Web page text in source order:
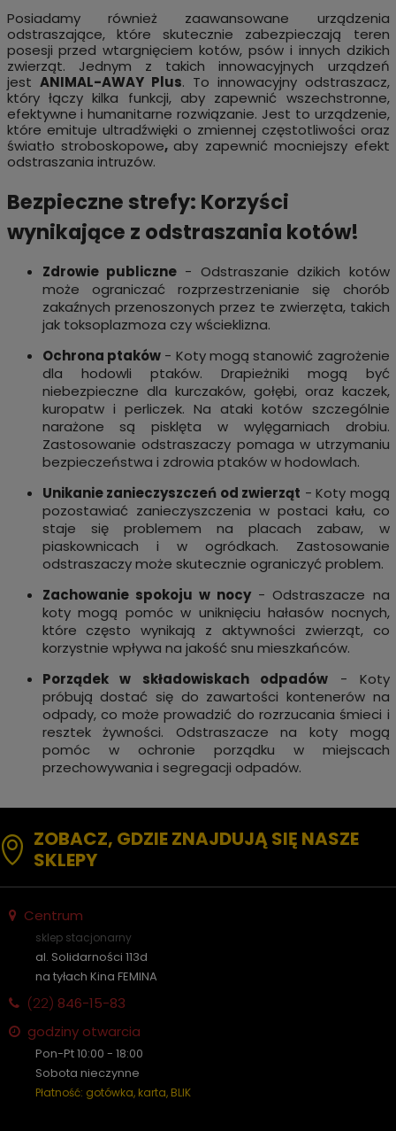
Posiadamy również zaawansowane urządzenia
odstraszające, które skutecznie zabezpieczają teren
posesji przed wtargnięciem kotów, psów i innych dzikich
zwierząt. Jednym z takich innowacyjnych urządzeń
jest ANIMAL-AWAY Plus. To innowacyjny odstraszacz,
który łączy kilka funkcji, aby zapewnić wszechstronne,
efektywne i humanitarne rozwiązanie. Jest to urządzenie,
które emituje ultradźwięki o zmiennej częstotliwości oraz
światło stroboskopowe,aby zapewnić mocniejszy efekt
odstraszania intruzów.
Bezpieczne strefy: Korzyści
wynikające z odstraszania kotów!
Zdrowie publiczne- Odstraszanie dzikich kotów
może ograniczać rozprzestrzenianie się chorób
zakaźnych przenoszonych przez te zwierzęta, takich
jak toksoplazmoza czy wścieklizna.
Ochrona ptaków- Koty mogą stanowić zagrożenie
dla hodowli ptaków. Drapieżniki mogą być
niebezpieczne dla kurczaków, gołębi, oraz kaczek,
kuropatw i perliczek. Na ataki kotów szczególnie
narażone są pisklęta w wylęgarniach drobiu.
Zastosowanie odstraszaczy pomaga w utrzymaniu
bezpieczeństwa i zdrowia ptaków w hodowlach.
Unikanie zanieczyszczeń od zwierząt - Koty mogą
pozostawiać zanieczyszczenia w postaci kału, co
staje się problemem na placach zabaw, w
piaskownicach i w ogródkach. Zastosowanie
odstraszaczy może skutecznie ograniczyć problem.
Zachowanie spokoju w nocy- Odstraszacze na
koty mogą pomóc w uniknięciu hałasów nocnych,
które często wynikają z aktywności zwierząt, co
korzystnie wpływa na jakość snu mieszkańców.
Porządek w składowiskach odpadów - Koty
próbują dostać się do zawartości kontenerów na
odpady, co może prowadzić do rozrzucania śmieci i
resztek żywności. Odstraszacze na koty mogą
pomóc w ochronie porządku w miejscach
przechowywania i segregacji odpadów.
ZOBACZ, GDZIE ZNAJDUJĄ SIĘ NASZE
SKLEPY
Centrum
sklep stacjonarny
al. Solidarności 113d
na tyłach Kina FEMINA
(22) 846-15-83
godziny otwarcia
Pon-Pt 10:00 - 18:00
Sobota nieczynne
Płatność: gotówka, karta, BLIK